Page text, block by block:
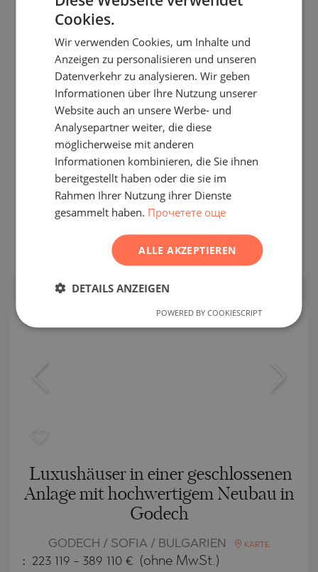
SEKUNDÄR
VERKAUF
PROJEKT
Zwei-Zimmer-Wohnung mit großer
Veranda in einer geschlossenen
Wohnanlage mit Swimmingpool im
Dorf Bozhurets
BOJURETS / DOBRICH / BULGARIEN
100.50 m
€ /// 448 €/m2
Luxushäuser in einer geschlossenen
Anlage mit hochwertigem Neubau in
Godech
GODECH / SOFIA / BULGARIEN KARTE
: 223 119 - 389 110 € (ohne MwSt.)
ENGLISH
GERMAN
FRENCH
ROMANIAN
Cookies.
Wir verwenden Cookies, um Inhalte und
Anzeigen zu personalisieren und unseren
Datenverkehr zu analysieren. Wir geben
Informationen über Ihre Nutzung unserer
Website auch an unsere Werbe- und
Analysepartner weiter, die diese
möglicherweise mit anderen
Informationen kombinieren, die Sie ihnen
bereitgestellt haben oder die sie im
Rahmen Ihrer Nutzung ihrer Dienste
gesammelt haben. Прочетете още
ALLE AKZEPTIEREN
DETAILS ANZEIGEN
POWERED BY COOKIESCRIPT